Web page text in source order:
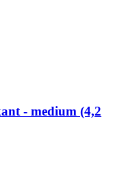
- medium (4,2